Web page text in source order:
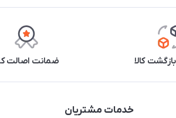
کالا ضمانت اصالت
خدمات مشتریان